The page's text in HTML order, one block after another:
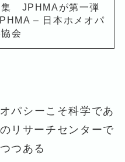
集 JPHMAが第一弾
– 日本ホメオパ
会
パシーこそ科学であ
リサーチセンターで
つある